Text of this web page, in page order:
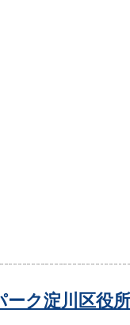
ーク淀川区役